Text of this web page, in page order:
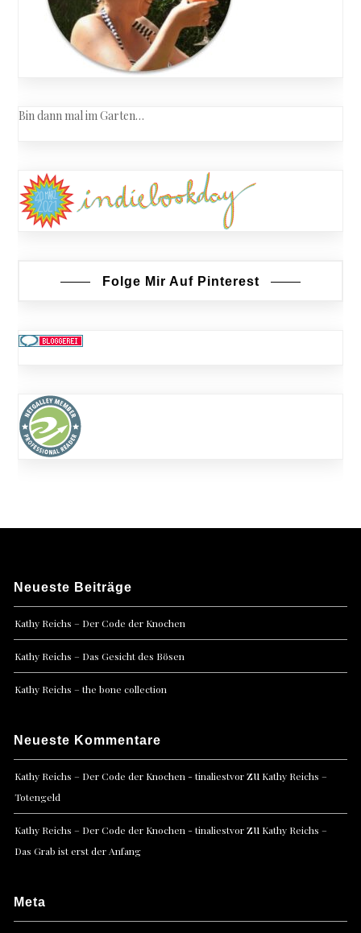
Bin dann mal im Garten…
Folge Mir Auf Pinterest
Neueste Beiträge
Kathy Reichs – Der Code der Knochen
Kathy Reichs – Das Gesicht des Bösen
Kathy Reichs – the bone collection
Neueste Kommentare
Kathy Reichs – Der Code der Knochen - tinaliestvorzu Kathy Reichs –
Totengeld
Kathy Reichs – Der Code der Knochen - tinaliestvorzu Kathy Reichs –
Das Grab ist erst der Anfang
Meta